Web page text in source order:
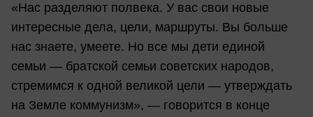
«Нас разделяют полвека. У вас свои новые
интересные дела, цели, маршруты. Вы больше
нас знаете, умеете. Но все мы дети единой
семьи — братской семьи советских народов,
стремимся к одной великой цели — утверждать
на Земле коммунизм», — говорится в конце